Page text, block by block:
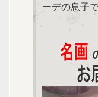
ーデの息子